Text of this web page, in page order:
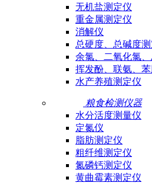
无机盐测定仪
重金属测定仪
消解仪
总硬度、总碱度
余氯、二氧化氯
挥发酚、联氨、
水产养殖测定仪
粮食检测仪器
水分活度测量仪
定氮仪
脂肪测定仪
粗纤维测定仪
氮磷钙测定仪
黄曲霉素测定仪